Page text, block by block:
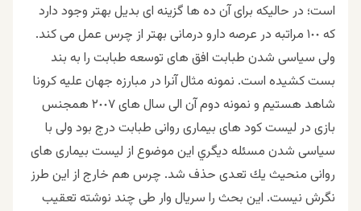
است؛ در حاليكه براى آن ده ها گزينه اى بديل بهتر وجود دارد
كه ١٠٠ مراتبه در عرصه دارو درمانى بهتر از چرس عمل مى كند.
ولى سياسى شدن طبابت افق هاى توسعه طبابت را به بند
بست كشيده است. نمونه مثال آنرا در مبارزه جهان عليه كرونا
شاهد هستيم و نمونه دوم آن الى سال هاى ٢٠٠٧ همجنس
بازى در ليست كود هاى بيمارى روانى طبابت درج بود ولى با
سياسى شدن مسئله ديگري اين موضوع از ليست بيمارى هاى
روانى منحيث يك تعدى حذف شد. چرس هم خارج از اين طرز
نگرش نيست. اين بحث را سريال وار طى چند نوشته تعقيب